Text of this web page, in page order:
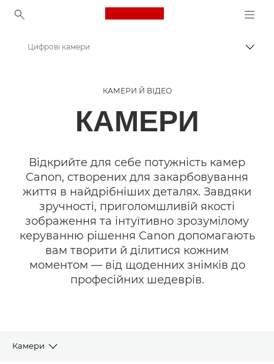
Canon Logo, back to
Цифрові камери
КАМЕРИ Й ВІДЕО
КАМЕРИ
Відкрийте для себе потужність камер
Canon, створених для закарбовування
життя в найдрібніших деталях. Завдяки
зручності, приголомшливій якості
зображення та інтуїтивно зрозумілому
керуванню рішення Canon допомагають
вам творити й ділитися кожним
моментом — від щоденних знімків до
професійних шедеврів.
Камери